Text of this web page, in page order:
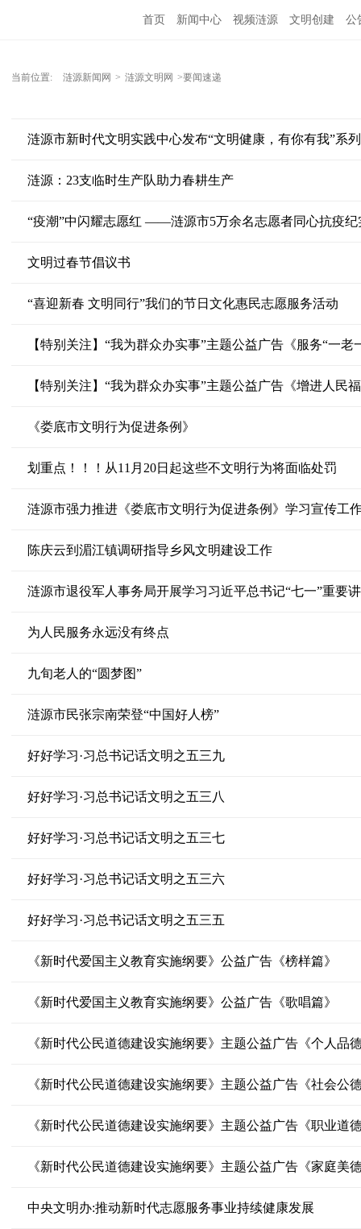
首页 新闻中心 视频涟源 文明创建 公
当前位置: 涟源新闻网 > 涟源文明网 >要闻速递
涟源市新时代文明实践中心发布“文明健康，有你有我”系
涟源：23支临时生产队助力春耕生产
“疫潮”中闪耀志愿红 ——涟源市5万余名志愿者同心抗疫纪
文明过春节倡议书
“喜迎新春 文明同行”我们的节日文化惠民志愿服务活动
【特别关注】“我为群众办实事”主题公益广告《服务“一老
【特别关注】“我为群众办实事”主题公益广告《增进人民
《娄底市文明行为促进条例》
划重点！！！从11月20日起这些不文明行为将面临处罚
涟源市强力推进《娄底市文明行为促进条例》学习宣传工
陈庆云到湄江镇调研指导乡风文明建设工作
涟源市退役军人事务局开展学习习近平总书记“七一”重要
为人民服务永远没有终点
九旬老人的“圆梦图”
涟源市民张宗南荣登“中国好人榜”
好好学习·习总书记话文明之五三九
好好学习·习总书记话文明之五三八
好好学习·习总书记话文明之五三七
好好学习·习总书记话文明之五三六
好好学习·习总书记话文明之五三五
《新时代爱国主义教育实施纲要》公益广告《榜样篇》
《新时代爱国主义教育实施纲要》公益广告《歌唱篇》
《新时代公民道德建设实施纲要》主题公益广告《个人品
《新时代公民道德建设实施纲要》主题公益广告《社会公
《新时代公民道德建设实施纲要》主题公益广告《职业道
《新时代公民道德建设实施纲要》主题公益广告《家庭美
中央文明办:推动新时代志愿服务事业持续健康发展